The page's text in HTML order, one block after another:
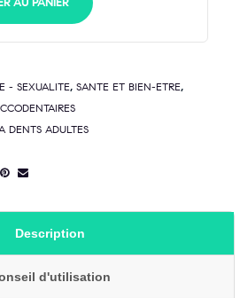
- SEXUALITE, SANTE ET BIEN-ETRE,
DENTS ADULTES
Description
d'utilisation